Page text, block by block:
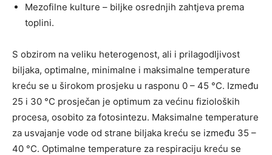
Mezofilne kulture – biljke osrednjih zahtjeva prema
toplini.
S obzirom na veliku heterogenost, ali i prilagodljivost
biljaka, optimalne, minimalne i maksimalne temperature
kreću se u širokom prosjeku u rasponu 0 – 45 °C. Između
25 i 30 °C prosječan je optimum za većinu fizioloških
procesa, osobito za fotosintezu. Maksimalne temperature
za usvajanje vode od strane biljaka kreću se između 35 –
40 °C. Optimalne temperature za respiraciju kreću se